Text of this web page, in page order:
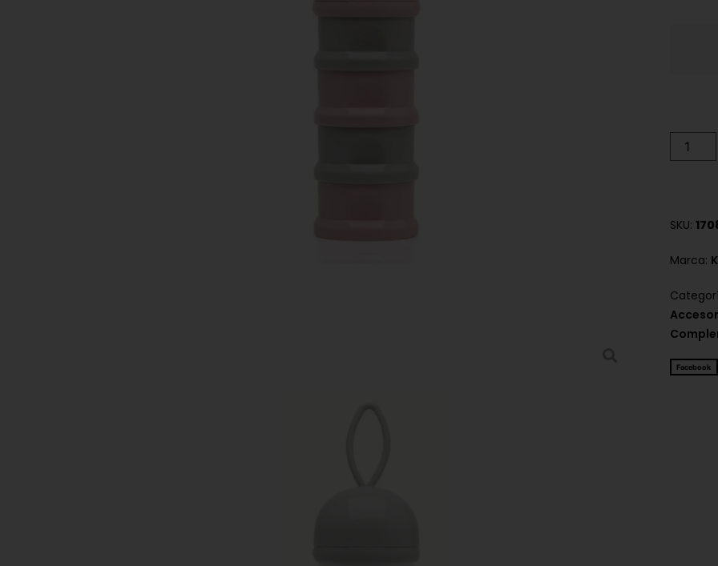
SKU:
Marca:
Facebook